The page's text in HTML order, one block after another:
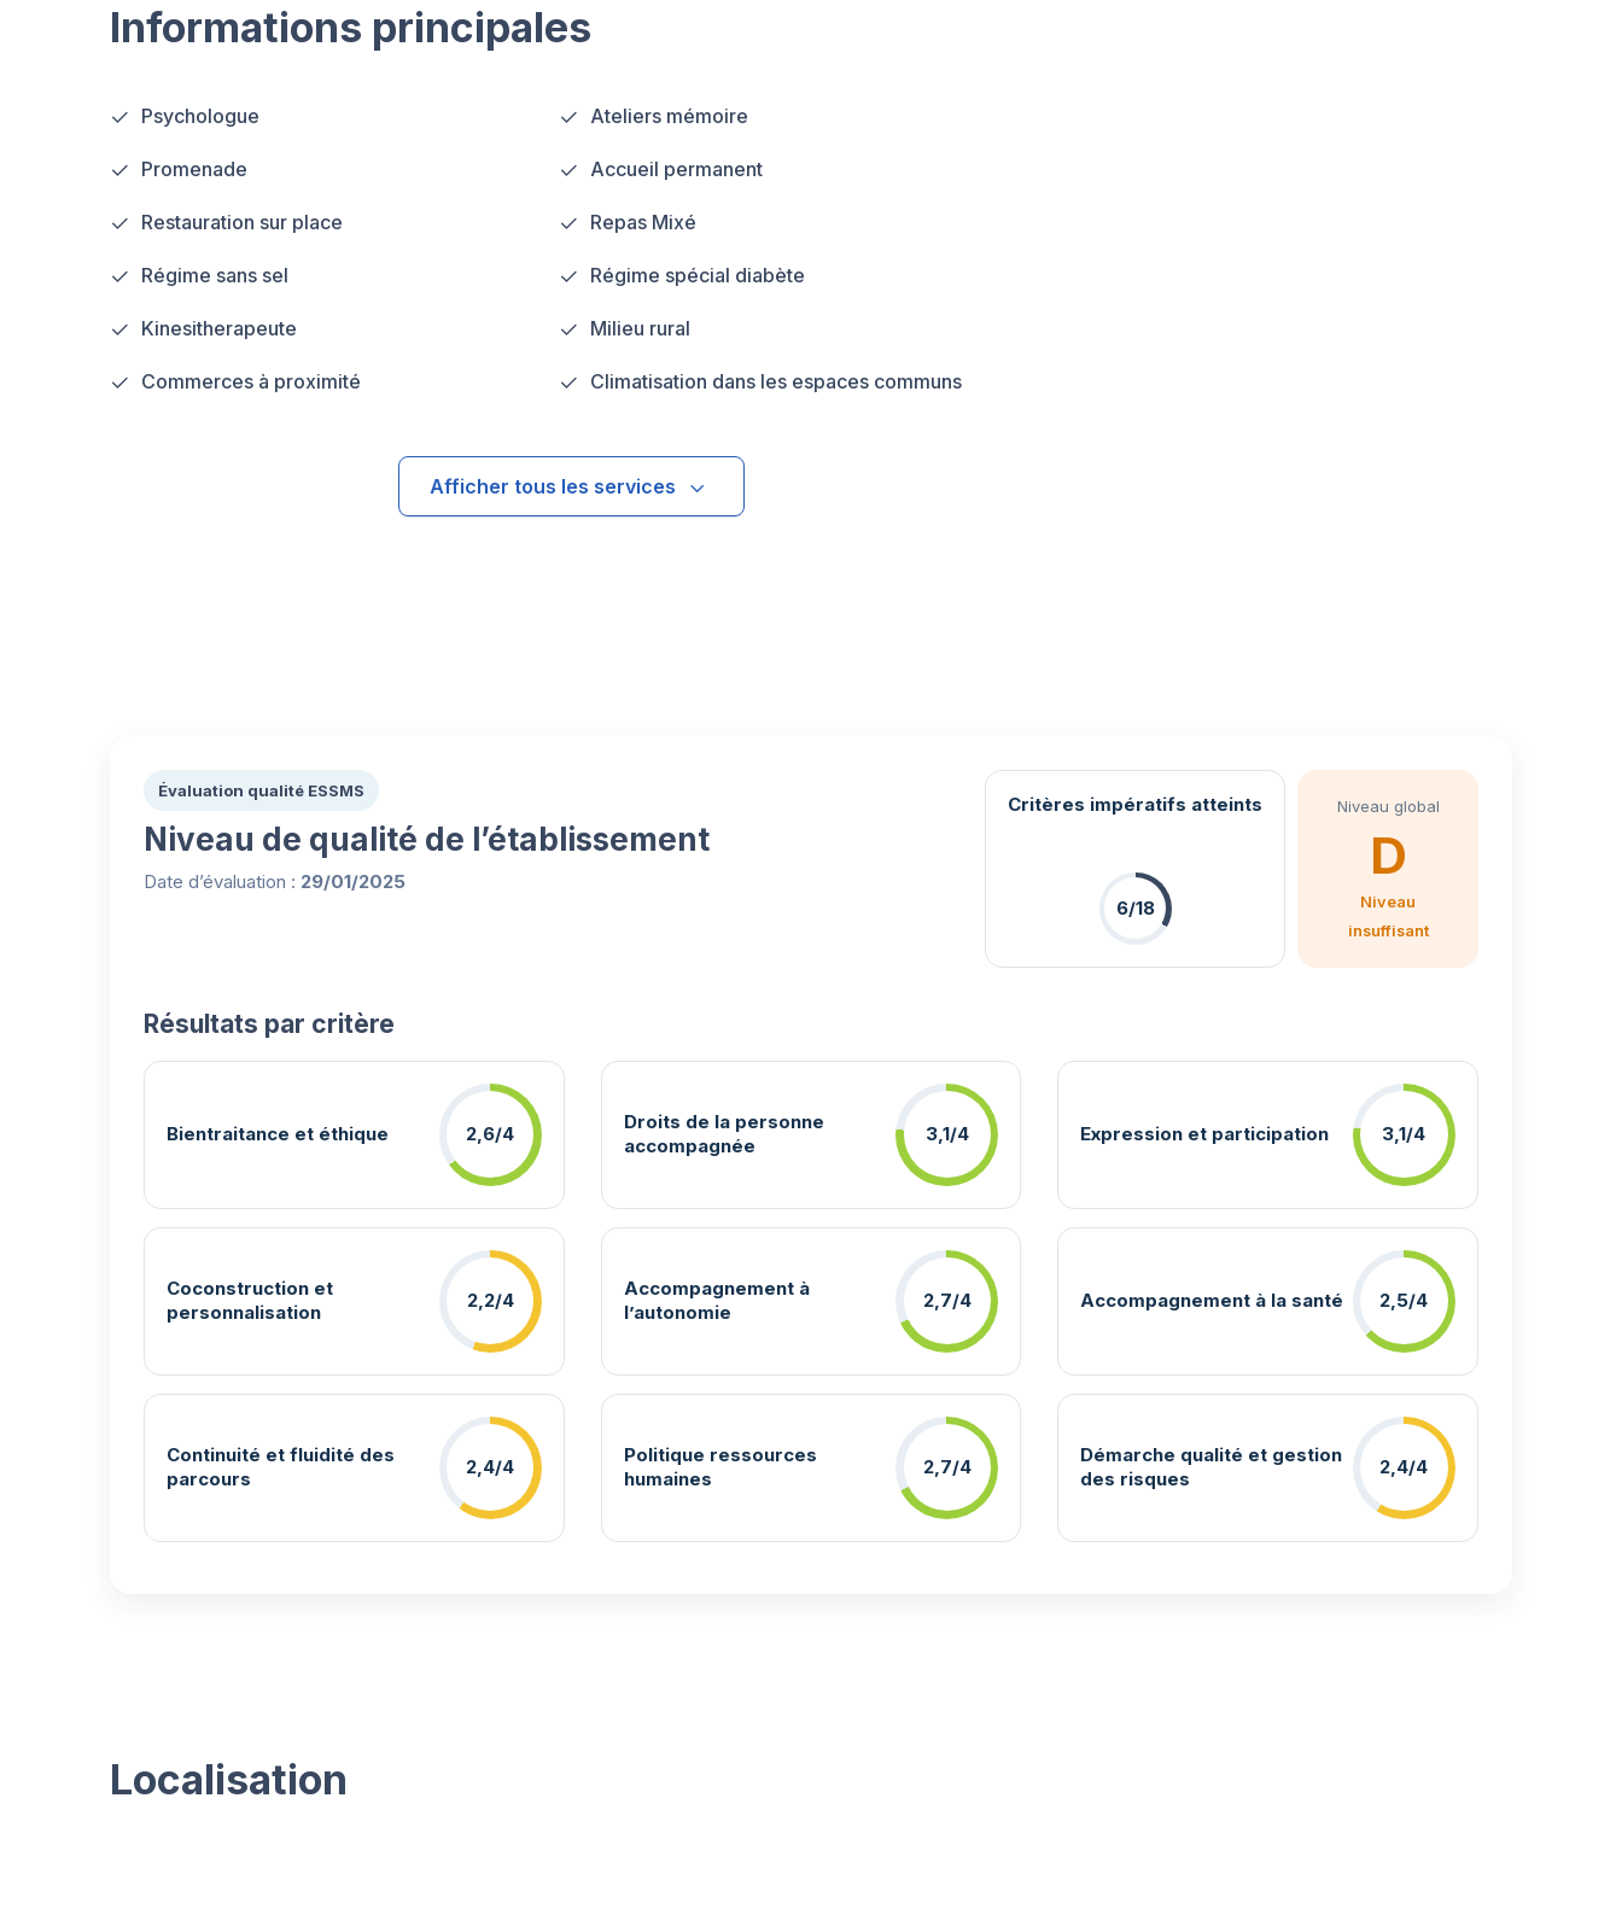
Informations principales
Psychologue Ateliers mémoire
Promenade Accueil permanent
Restauration sur place Repas Mixé
Régime sans sel Régime spécial diabète
Kinesitherapeute Milieu rural
Commerces à proximité Climatisation dans les espaces communs
Afficher tous les services
Évaluation qualité ESSMS
Niveau de qualité de l’établissement
Date d’évaluation : 29/01/2025
Niveau global
D
Niveau
insuffisant
Critères impératifs atteints
6/18
Résultats par critère
Bientraitance et éthique 2,6/4
Droits de la personne
accompagnée
3,1/4 Expression et participation 3,1/4
Coconstruction et
personnalisation
2,2/4
Accompagnement à
l’autonomie
2,7/4 Accompagnement à la santé 2,5/4
Continuité et fluidité des
parcours
2,4/4
Politique ressources
humaines
2,7/4
Démarche qualité et gestion
des risques
2,4/4
Localisation